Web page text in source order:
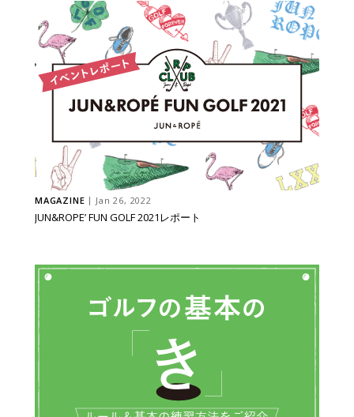
MAGAZINE Jan 26, 2022
JUN&ROPE’ FUN GOLF 2021レポート